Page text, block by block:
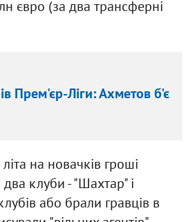
євро (за два трансферні
Прем'єр-Ліги: Ахметов б'є
на новачків гроші
два клуби - "Шахтар" і
або брали гравців в